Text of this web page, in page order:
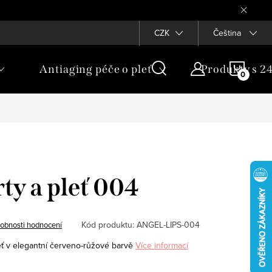
CZK Čeština
Antiaging péče o pleť Produkty s
a pleť 004
hodnocení Kód produktu: ANGEL-LIPS-004
v elegantní červeno-růžové barvě Více informací